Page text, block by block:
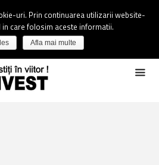
uri. Prin continuarea utilizarii website-
in care folosim aceste informatii.
Afla mai multe